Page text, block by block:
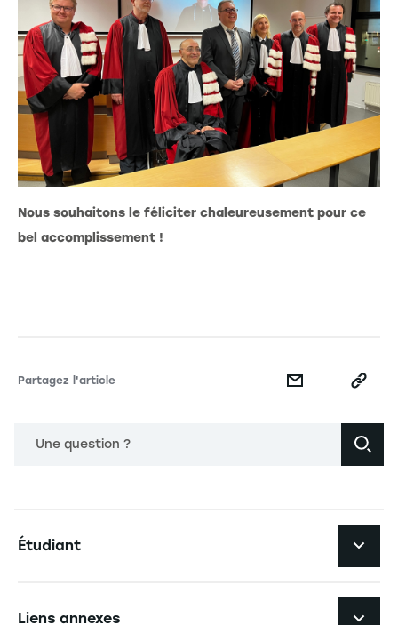
Nous souhaitons le féliciter chaleureusement pour ce
bel accomplissement !
Partagez l'article
Une question ?
Étudiant
Liens annexes